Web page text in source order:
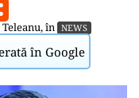
, în NEWS
în Google